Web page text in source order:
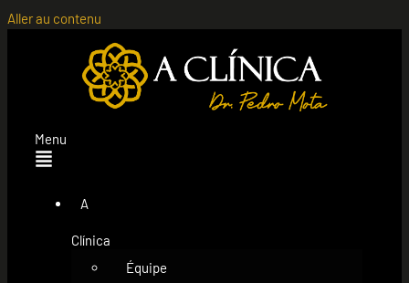
Aller au contenu
Menu
A
Clínica
Équipe